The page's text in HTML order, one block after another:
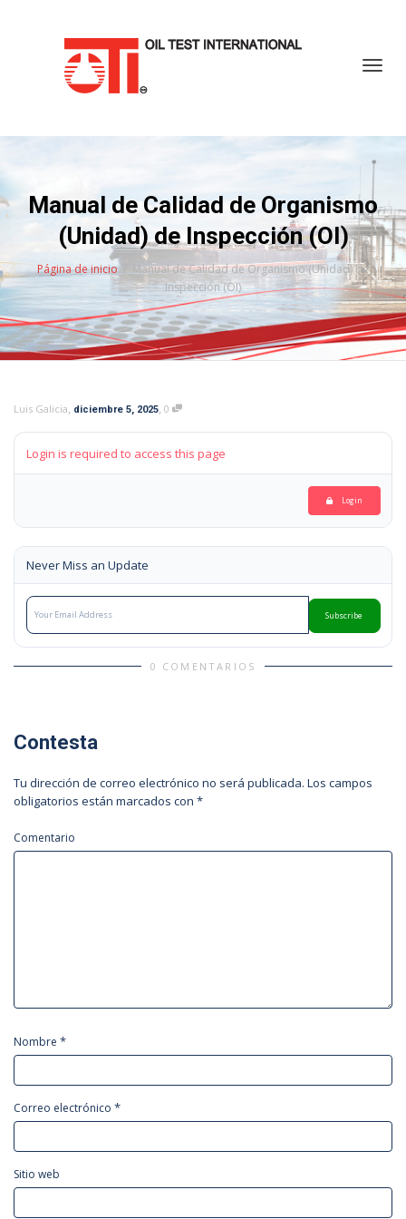
Manual de Calidad de Organismo
(Unidad) de Inspección (OI)
Página de inicio
Manual de Calidad de Organismo (Unidad) de
Inspección (OI)
Luis Galicia, diciembre 5, 2025, 0
Login is required to access this page
Login
Never Miss an Update
Subscribe
0 COMENTARIOS
Contesta
Tu dirección de correo electrónico no será publicada. Los campos
obligatorios están marcados con *
Comentario
Nombre *
Correo electrónico *
Sitio web